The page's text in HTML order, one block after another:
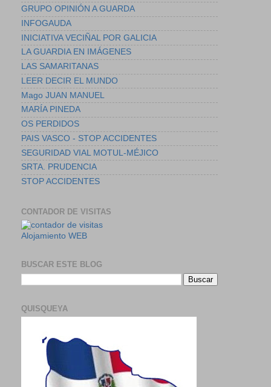
GRUPO OPINIÓN A GUARDA
INFOGAUDA
INICIATIVA VECIÑAL POR GALICIA
LA GUARDIA EN IMÁGENES
LAS SAMARITANAS
LEER DECIR EL MUNDO
Mago JUAN MANUEL
MARÍA PINEDA
OS PERDIDOS
PAIS VASCO - STOP ACCIDENTES
SEGURIDAD VIAL MOTUL-MÉJICO
SRTA. PRUDENCIA
STOP ACCIDENTES
CONTADOR DE VISITAS
Alojamiento WEB
BUSCAR ESTE BLOG
QUISQUEYA